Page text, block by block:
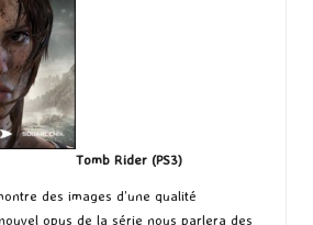
Tomb Rider (PS3)
des images d’une qualité
opus de la série nous parlera des